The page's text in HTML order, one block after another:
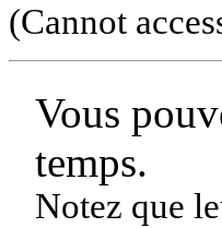
(Cannot
Vous
temps.
Notez que